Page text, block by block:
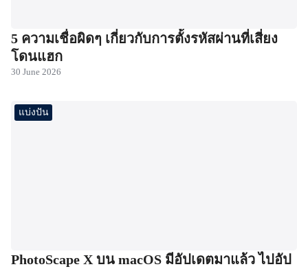
5 ความเชื่อผิดๆ เกี่ยวกับการตั้งรหัสผ่านที่เสี่ยง
โดนแฮก
30 June 2026
แบ่งปัน
PhotoScape X บน macOS มีอัปเดตมาแล้ว ไปอัป